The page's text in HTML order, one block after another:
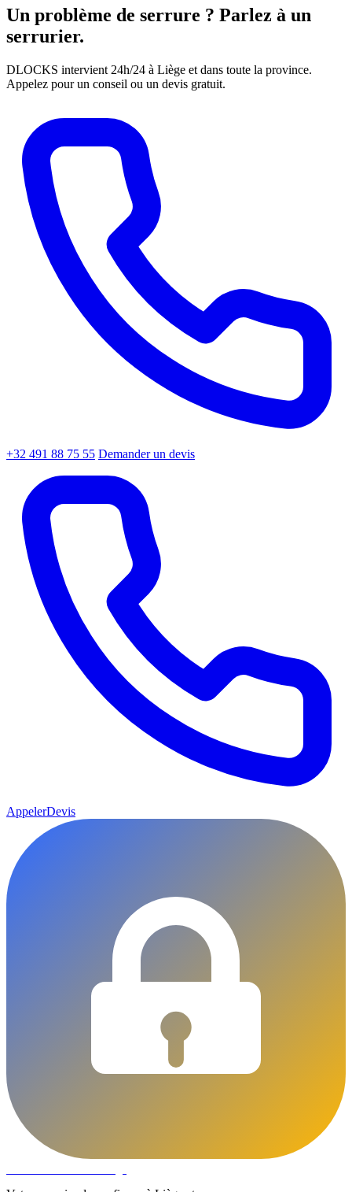
Un problème de serrure ? Parlez à un
serrurier.
DLOCKS intervient 24h/24 à Liège et dans toute la province.
Appelez pour un conseil ou un devis gratuit.
+32 491 88 75 55 Demander un devis
AppelerDevis